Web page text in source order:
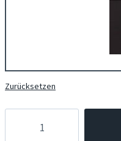
Zurücksetzen